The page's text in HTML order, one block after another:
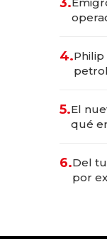
3.
4.
Fénix
5.El
qué
6.Del
por